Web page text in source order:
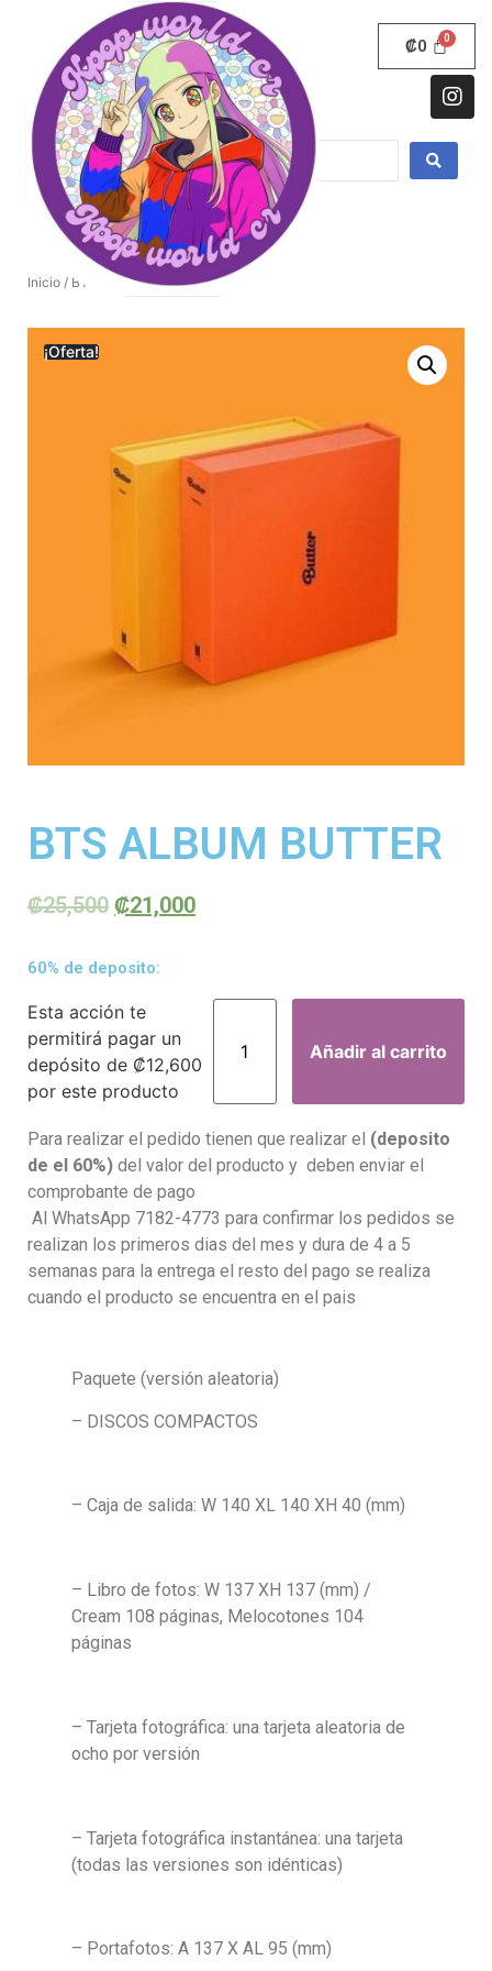
₡0
Inicio / BTS / BTS ALBUM BUTTER
¡Oferta!
BTS ALBUM BUTTER
₡25,500 ₡21,000
60% de deposito:
Esta acción te
permitirá pagar un
depósito de ₡12,600
por este producto
Añadir al carrito
Para realizar el pedido tienen que realizar el (deposito
de el 60%) del valor del producto y deben enviar el
comprobante de pago
Al WhatsApp 7182-4773 para confirmar los pedidos se
realizan los primeros dias del mes y dura de 4 a 5
semanas para la entrega el resto del pago se realiza
cuando el producto se encuentra en el pais
Paquete (versión aleatoria)
– DISCOS COMPACTOS
– Caja de salida: W 140 XL 140 XH 40 (mm)
– Libro de fotos: W 137 XH 137 (mm) /
Cream 108 páginas, Melocotones 104
páginas
– Tarjeta fotográfica: una tarjeta aleatoria de
ocho por versión
– Tarjeta fotográfica instantánea: una tarjeta
(todas las versiones son idénticas)
– Portafotos: A 137 X AL 95 (mm)